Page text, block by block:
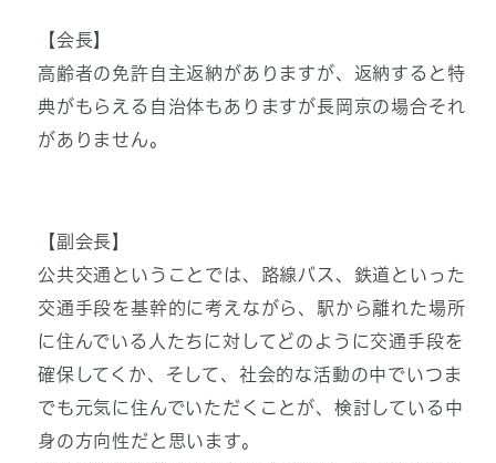
【会長】
高齢者の免許自主返納がありますが、返納すると特
典がもらえる自治体もありますが長岡京の場合それ
がありません。
【副会長】
公共交通ということでは、路線バス、鉄道といった
交通手段を基幹的に考えながら、駅から離れた場所
に住んでいる人たちに対してどのように交通手段を
確保してくか、そして、社会的な活動の中でいつま
でも元気に住んでいただくことが、検討している中
身の方向性だと思います。